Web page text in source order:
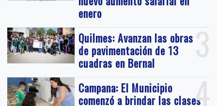
enero
3
Quilmes: Avanzan las obras
de pavimentación de 13
cuadras en Bernal
4
Campana: El Municipio
comenzó a brindar las clases